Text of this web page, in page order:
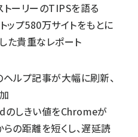
ーリーのTIPSを語る
ップ580万サイトをもとに
た貴重なレポート
ルプ記事が大幅に刷新、
のしきい値をChromeが
らの距離を短くし、遅延読